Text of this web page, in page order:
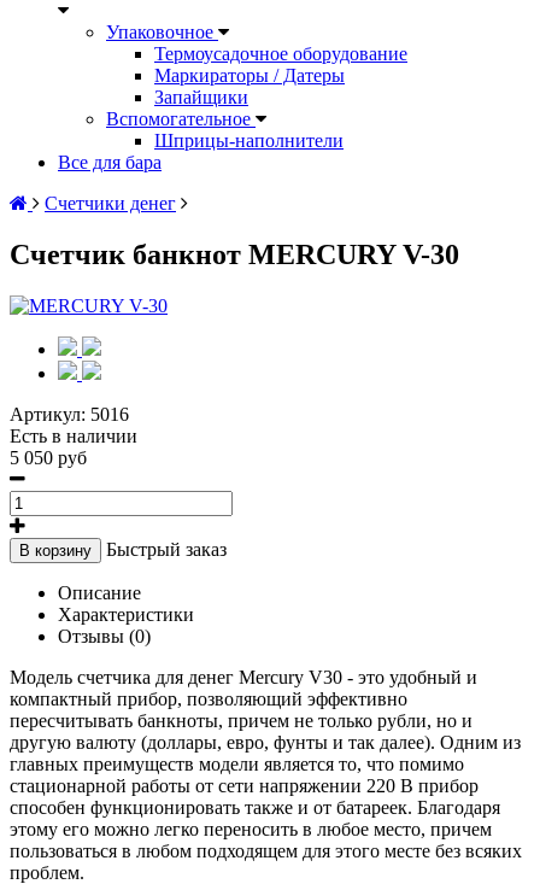
Упаковочное
Термоусадочное оборудование
Маркираторы / Датеры
Запайщики
Вспомогательное
Шприцы-наполнители
Все для бара
Счетчики денег
Счетчик банкнот MERCURY V-30
Артикул: 5016
Есть в наличии
5 050 руб
В корзину Быстрый заказ
Описание
Характеристики
Отзывы (0)
Модель счетчика для денег Mercury V30 - это удобный и
компактный прибор, позволяющий эффективно
пересчитывать банкноты, причем не только рубли, но и
другую валюту (доллары, евро, фунты и так далее). Одним из
главных преимуществ модели является то, что помимо
стационарной работы от сети напряжении 220 В прибор
способен функционировать также и от батареек. Благодаря
этому его можно легко переносить в любое место, причем
пользоваться в любом подходящем для этого месте без всяких
проблем.